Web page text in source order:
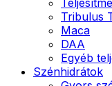
Tribulus
Maca
DAA
Egyéb
Szénhidrátok